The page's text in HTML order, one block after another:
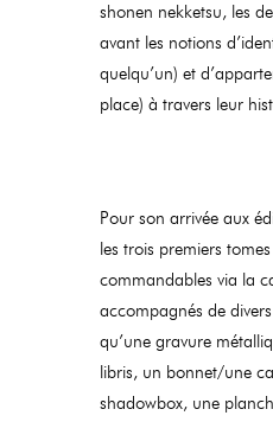
shonen nekketsu, les
avant les notions
quelqu’un) et
place) à travers leur
Pour son arrivée aux
les trois premiers
commandables via la
accompagnés de
qu’une gravure
libris, un bonnet/une
shadowbox, une